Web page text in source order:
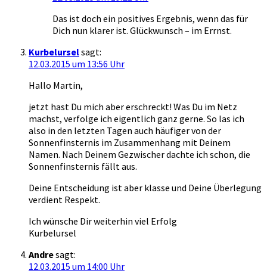
Das ist doch ein positives Ergebnis, wenn das für
Dich nun klarer ist. Glückwunsch – im Errnst.
Kurbelurselsagt:
12.03.2015 um 13:56 Uhr
Hallo Martin,
jetzt hast Du mich aber erschreckt! Was Du im Netz
machst, verfolge ich eigentlich ganz gerne. So las ich
also in den letzten Tagen auch häufiger von der
Sonnenfinsternis im Zusammenhang mit Deinem
Namen. Nach Deinem Gezwischer dachte ich schon, die
Sonnenfinsternis fällt aus.
Deine Entscheidung ist aber klasse und Deine Überlegung
verdient Respekt.
Ich wünsche Dir weiterhin viel Erfolg
Kurbelursel
Andresagt:
12.03.2015 um 14:00 Uhr